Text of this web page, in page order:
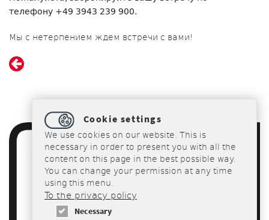
телефону +49 3943 239 900.
Мы с нетерпением ждем встречи с вами!
Cookie settings
We use cookies on our website. This is
necessary in order to present you with all the
content on this page in the best possible way.
You can change your permission at any time
using this menu.
To the privacy policy
Necessary